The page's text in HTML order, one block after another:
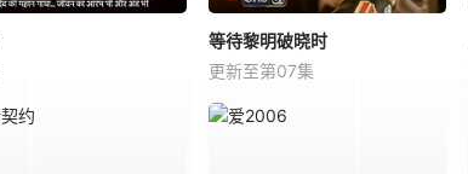
等待黎明破晓时
更新至第07集